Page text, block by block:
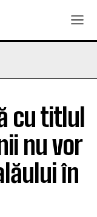
cu titlul
nu vor
în